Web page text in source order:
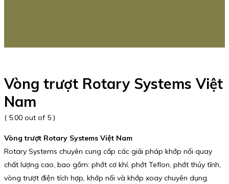
Vòng trượt Rotary Systems Việt
Nam
( 5.00 out of 5 )
Vòng trượt Rotary Systems Việt Nam
Rotary Systems chuyên cung cấp các giải pháp khớp nối quay
chất lượng cao, bao gồm: phớt cơ khí, phớt Teflon, phớt thủy tĩnh,
vòng trượt điện tích hợp, khớp nối và khớp xoay chuyên dụng.